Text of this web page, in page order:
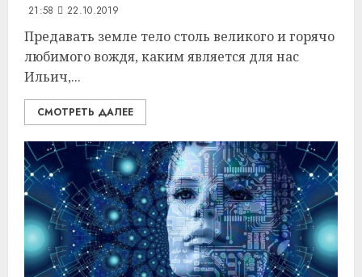
21:58 22.10.2019
Предавать земле тело столь великого и горячо
любимого вождя, каким является для нас
Ильич,...
СМОТРЕТЬ ДАЛЕЕ